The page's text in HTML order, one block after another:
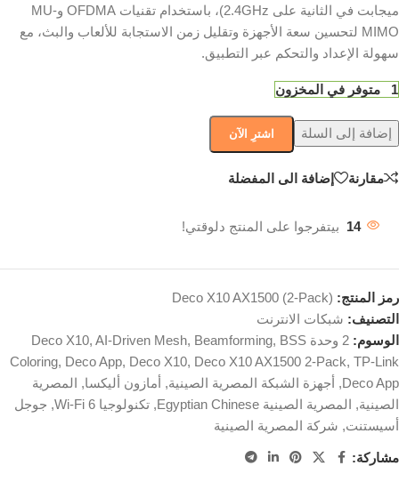
ميجابت في الثانية على 2.4GHz)، باستخدام تقنيات OFDMA وMU-
MIMO لتحسين سعة الأجهزة وتقليل زمن الاستجابة للألعاب والبث، مع
سهولة الإعداد والتحكم عبر التطبيق.
1 متوفر في المخزون
إضافة إلى السلة اشترِ الآن
مقارنة إضافة الى المفضلة
14 بيتفرجوا على المنتج دلوقتي!
رمز المنتج: Deco X10 AX1500 (2-Pack)
التصنيف: شبكات الانترنت
الوسوم: 2 وحدة Deco X10 , AI-Driven Mesh, Beamforming, BSS
Coloring, Deco App, Deco X10, Deco X10 AX1500 2-Pack, TP-Link
Deco App
, أجهزة الشبكة المصرية الصينية, أمازون أليكسا, المصرية
الصينية, المصرية الصينية Egyptian Chinese , تكنولوجيا Wi-Fi 6 , جوجل
أسيستنت, شركة المصرية الصينية
مشاركة: